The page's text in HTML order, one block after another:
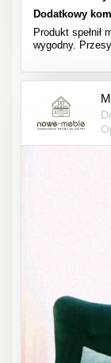
Dodatkowy
Produkt
wygodny.